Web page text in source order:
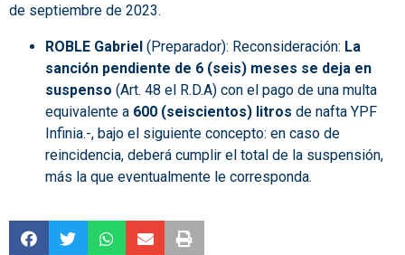
de septiembre de 2023.
ROBLE Gabriel (Preparador): Reconsideración: La
sanción pendiente de 6 (seis) meses se deja en
suspenso (Art. 48 el R.D.A) con el pago de una multa
equivalente a 600 (seiscientos) litros de nafta YPF
Infinia.-, bajo el siguiente concepto: en caso de
reincidencia, deberá cumplir el total de la suspensión,
más la que eventualmente le corresponda.